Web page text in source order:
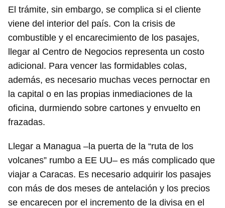
El trámite, sin embargo, se complica si el cliente
viene del interior del país. Con la crisis de
combustible y el encarecimiento de los pasajes,
llegar al Centro de Negocios representa un costo
adicional. Para vencer las formidables colas,
además, es necesario muchas veces pernoctar en
la capital o en las propias inmediaciones de la
oficina, durmiendo sobre cartones y envuelto en
frazadas.
Llegar a Managua –la puerta de la “ruta de los
volcanes” rumbo a EE UU– es más complicado que
viajar a Caracas. Es necesario adquirir los pasajes
con más de dos meses de antelación y los precios
se encarecen por el incremento de la divisa en el